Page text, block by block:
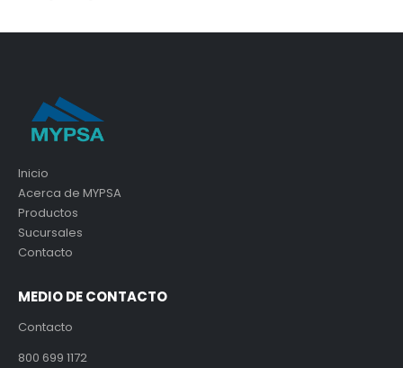
Inicio
Acerca de MYPSA
Productos
Sucursales
Contacto
MEDIO DE CONTACTO
Contacto
800 699 1172